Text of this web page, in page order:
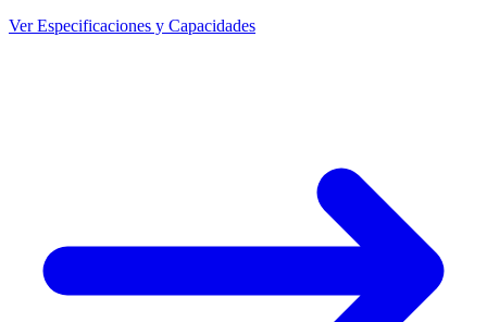
Ver Especificaciones y Capacidades